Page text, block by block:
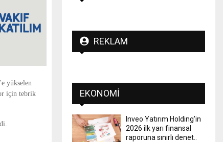
yükselen
için tebrik
REKLAM
EKONOMI
Inveo Yatırım Holding'in
2026 ilk yarı finansal
raporuna sınırlı denet..